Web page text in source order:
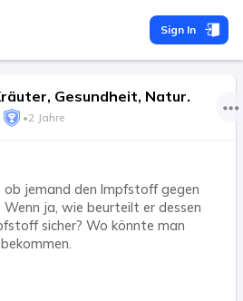
Sign In
Gesundheit, Natur.
•2 Jahre
jemand den Impfstoff gegen
ja, wie beurteilt er dessen
sicher? Wo könnte man